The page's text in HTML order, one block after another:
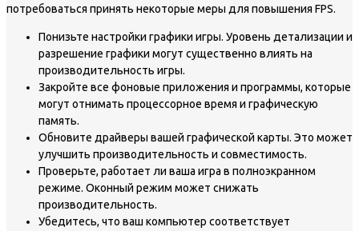
потребоваться принять некоторые меры для повышения FPS.
Понизьте настройки графики игры. Уровень детализации и
разрешение графики могут существенно влиять на
производительность игры.
Закройте все фоновые приложения и программы, которые
могут отнимать процессорное время и графическую
память.
Обновите драйверы вашей графической карты. Это может
улучшить производительность и совместимость.
Проверьте, работает ли ваша игра в полноэкранном
режиме. Оконный режим может снижать
производительность.
Убедитесь, что ваш компьютер соответствует